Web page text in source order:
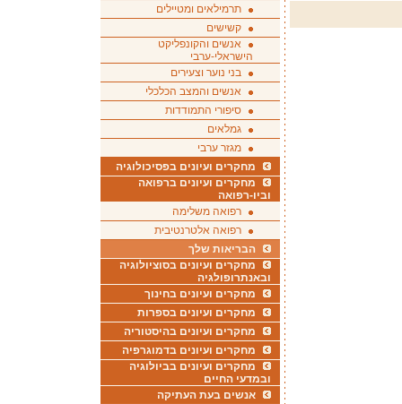
תרמילאים ומטיילים
קשישים
אנשים והקונפליקט
הישראלי-ערבי
בני נוער וצעירים
אנשים והמצב הכלכלי
סיפורי התמודדות
גמלאים
מגזר ערבי
מחקרים ועיונים בפסיכולוגיה
מחקרים ועיונים ברפואה
וביו-רפואה
רפואה משלימה
רפואה אלטרנטיבית
הבריאות שלך
מחקרים ועיונים בסוציולוגיה
ובאנתרופולגיה
מחקרים ועיונים בחינוך
מחקרים ועיונים בספרות
מחקרים ועיונים בהיסטוריה
מחקרים ועיונים בדמוגרפיה
מחקרים ועיונים בביולוגיה
ובמדעי החיים
אנשים בעת העתיקה